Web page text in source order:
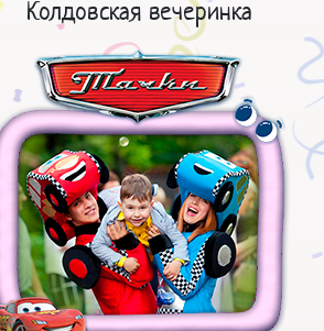
Колдовская вечеринка